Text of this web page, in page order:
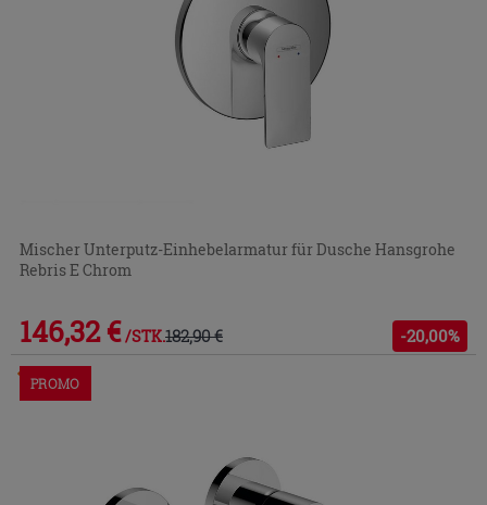
Mischer Unterputz-Einhebelarmatur für Dusche Hansgrohe
Rebris E Chrom
146,32 € /STK.182,90 € -20,00%
Im Geschäft oder über den Kundenservice bestellbar
PROMO